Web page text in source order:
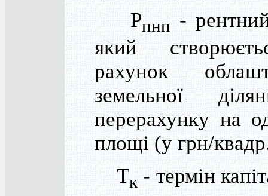
Рпнп -
який
рахунок
земельної
перерахунку на
площі (у грн/
Тк - термін